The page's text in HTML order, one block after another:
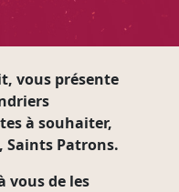
vous présente
à souhaiter,
Saints Patrons.
vous de les